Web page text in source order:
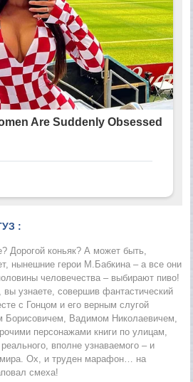
:
Дорогой коньяк? А может быть,
нынешние герои М.Бабкина – а все они
человечества – выбирают пиво!
вы узнаете, совершив фантастический
с Гонцом и его верным слугой
Борисовичем, Вадимом Николаевичем,
персонажами книги по улицам,
вполне узнаваемого – и
мира. Ох, и труден марафон… на
смеха!